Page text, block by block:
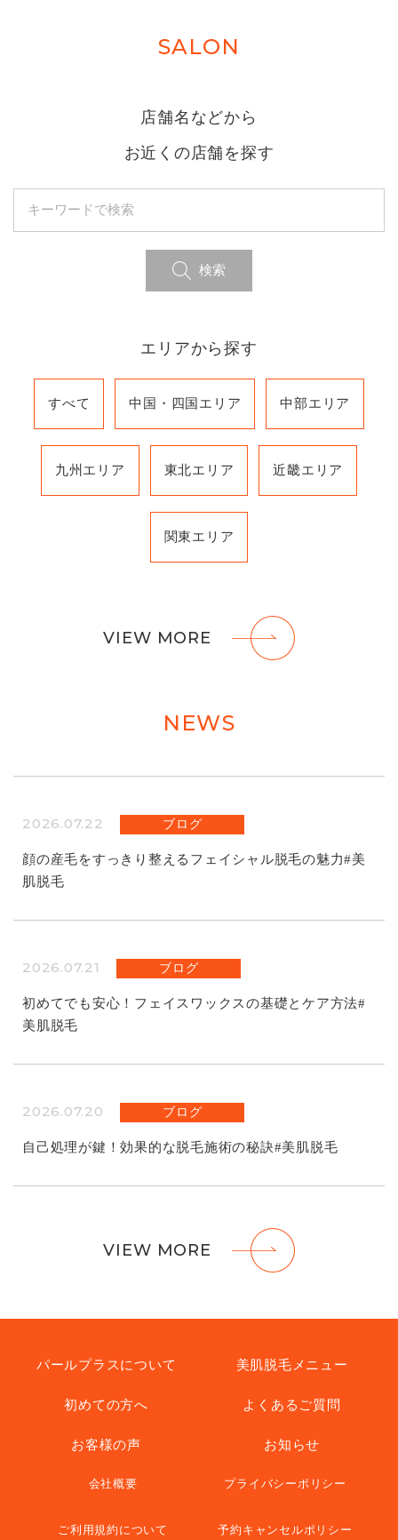
SALON
店舗名などから
お近くの店舗を探す
検索
エリアから探す
すべて 中国・四国 エリア 中部エリア
九州 エリア 東北エリア 近畿エリア
関東エリア
VIEW MORE
NEWS
2026.07.22 ブログ
顔の産毛をすっきり整えるフェイシャル脱毛の魅力#美
肌脱毛
2026.07.21 ブログ
初めてでも安心！フェイスワックスの基礎とケア方法#
美肌脱毛
2026.07.20 ブログ
自己処理が鍵！効果的な脱毛施術の秘訣#美肌脱毛
VIEW MORE
パールプラスについて 美肌脱毛メニュー
初めての方へ よくあるご質問
お客様の声 お知らせ
会社概要 プライバシーポリシー
ご利用規約について 予約キャンセルポリシー